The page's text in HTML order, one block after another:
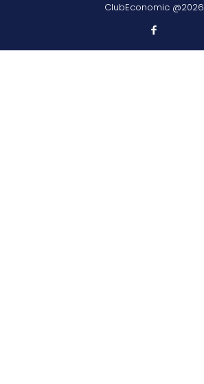
ClubEconomic @2026